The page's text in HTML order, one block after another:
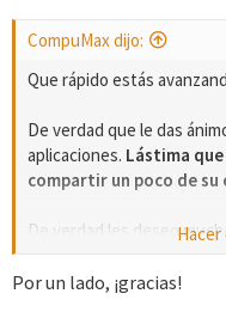
CompuMax dijo:
Que rápido estás
De verdad que le das
aplicaciones. Lástima
compartir un poco de
De verdad les deseo
juegos favoritos de la GBA.
Hacer
Por un lado, ¡gracias!